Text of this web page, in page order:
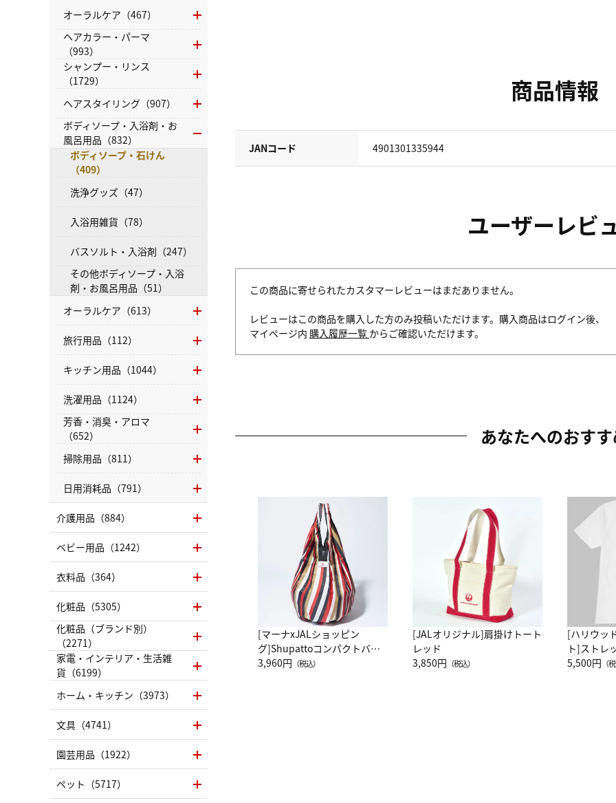
商品情報
JANコード 4901301335944
ユーザーレビ
この商品に寄せられたカスタマーレビューはまだありません。
レビューはこの商品を購入した方のみ投稿いただけます。購入商品はログイン後、
マイページ内 購入履歴一覧 からご確認いただけます。
あなたへのおす
[マーナxJALショッピン
グ]Shupattoコンパクトバッ
グ Drop JAL客室乗務員
3,960円 （税込）
[JALオリジナル]肩掛けトート
レッド
3,850円 （税込）
[ハリウッ
ト]ストレ
ーネック
5,500円 （
オーラルケア（467）
ヘアカラー・パーマ
（993）
シャンプー・リンス
（1729）
ヘアスタイリング（907）
ボディソープ・入浴剤・お
風呂用品（832）
ボディソープ・石けん
（409）
洗浄グッズ（47）
入浴用雑貨（78）
バスソルト・入浴剤（247）
その他ボディソープ・入浴
剤・お風呂用品（51）
オーラルケア（613）
旅行用品（112）
キッチン用品（1044）
洗濯用品（1124）
芳香・消臭・アロマ
（652）
掃除用品（811）
日用消耗品（791）
介護用品（884）
ベビー用品（1242）
衣料品（364）
化粧品（5305）
化粧品（ブランド別）
（2271）
家電・インテリア・生活雑
貨（6199）
ホーム・キッチン（3973）
文具（4741）
園芸用品（1922）
ペット（5717）